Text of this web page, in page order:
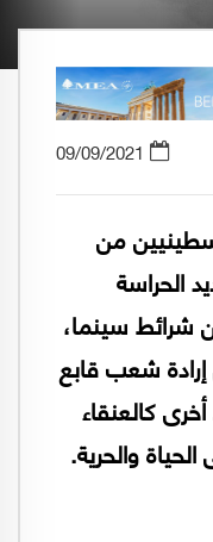
09/09/2021
من
الحراسة
شرائط سينما،
إرادة شعب قابع
كالعنقاء
والحرية.